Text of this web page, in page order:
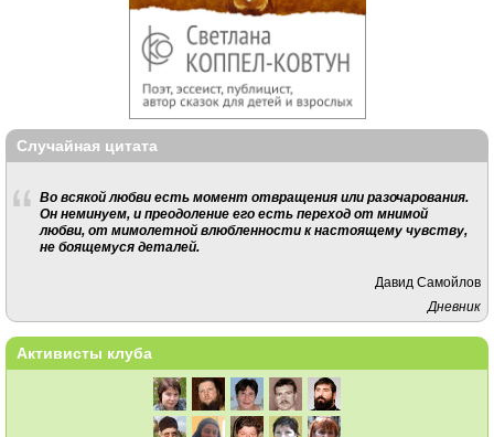
Случайная цитата
Во всякой любви есть момент отвращения или разочарования.
Он неминуем, и преодоление его есть переход от мнимой
любви, от мимолетной влюбленности к настоящему чувству,
не боящемуся деталей.
Давид Самойлов
Дневник
Активисты клуба